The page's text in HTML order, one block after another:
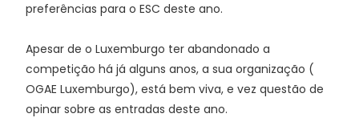
preferências para o ESC deste ano.
Apesar de o Luxemburgo ter abandonado a
competição há já alguns anos, a sua organização (
OGAE Luxemburgo), está bem viva, e vez questão de
opinar sobre as entradas deste ano.